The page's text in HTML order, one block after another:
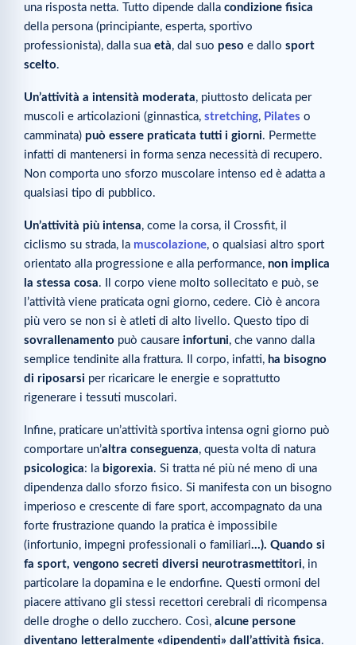
una risposta netta. Tutto dipende dalla condizione fisica
della persona (principiante, esperta, sportivo
professionista), dalla sua età, dal suo peso e dallo sport
scelto.
Un’attività a intensità moderata, piuttosto delicata per
muscoli e articolazioni (ginnastica, stretching, Pilates o
camminata) può essere praticata tutti i giorni. Permette
infatti di mantenersi in forma senza necessità di recupero.
Non comporta uno sforzo muscolare intenso ed è adatta a
qualsiasi tipo di pubblico.
Un’attività più intensa, come la corsa, il Crossfit, il
ciclismo su strada, la muscolazione, o qualsiasi altro sport
orientato alla progressione e alla performance, non implica
la stessa cosa. Il corpo viene molto sollecitato e può, se
l’attività viene praticata ogni giorno, cedere. Ciò è ancora
più vero se non si è atleti di alto livello. Questo tipo di
sovrallenamento può causare infortuni, che vanno dalla
semplice tendinite alla frattura. Il corpo, infatti, ha bisogno
di riposarsi per ricaricare le energie e soprattutto
rigenerare i tessuti muscolari.
Infine, praticare un’attività sportiva intensa ogni giorno può
comportare un’altra conseguenza, questa volta di natura
psicologica: la bigorexia. Si tratta né più né meno di una
dipendenza dallo sforzo fisico. Si manifesta con un bisogno
imperioso e crescente di fare sport, accompagnato da una
forte frustrazione quando la pratica è impossibile
(infortunio, impegni professionali o familiari…). Quando si
fa sport, vengono secreti diversi neurotrasmettitori, in
particolare la dopamina e le endorfine. Questi ormoni del
piacere attivano gli stessi recettori cerebrali di ricompensa
delle droghe o dello zucchero. Così, alcune persone
diventano letteralmente «dipendenti» dall’attività fisica.